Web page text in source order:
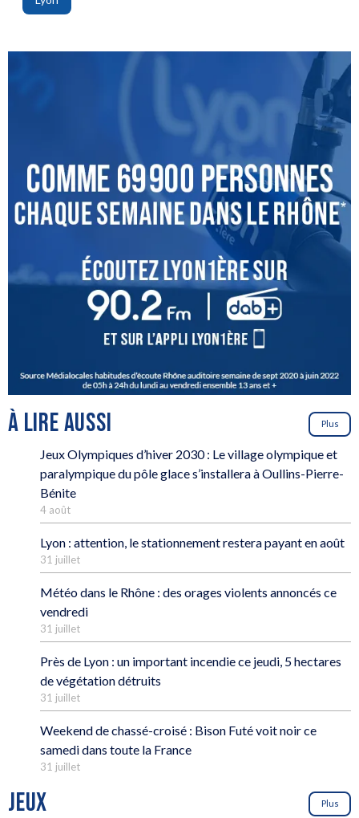
À LIRE AUSSI Plus
Jeux Olympiques d’hiver 2030 : Le village olympique et
paralympique du pôle glace s’installera à Oullins-Pierre-
Bénite
4 août
Lyon : attention, le stationnement restera payant en août
31 juillet
Météo dans le Rhône : des orages violents annoncés ce
vendredi
31 juillet
Près de Lyon : un important incendie ce jeudi, 5 hectares
de végétation détruits
31 juillet
Weekend de chassé-croisé : Bison Futé voit noir ce
samedi dans toute la France
31 juillet
JEUX Plus